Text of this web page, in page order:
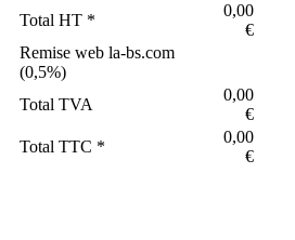
Total HT *
0,00
€
Remise web la-bs.com
(0,5%)
Total TVA
0,00
€
Total TTC *
0,00
€